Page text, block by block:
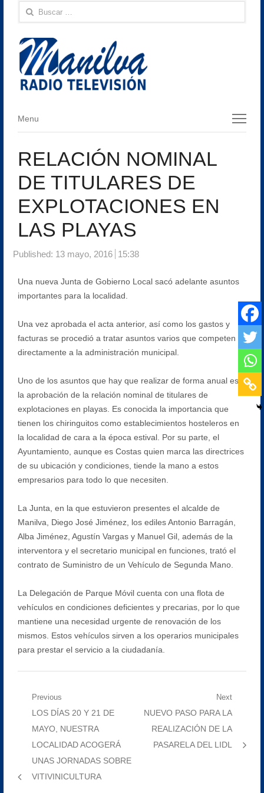
Buscar:
Menu
Menu
RELACIÓN NOMINAL
DE TITULARES DE
EXPLOTACIONES EN
LAS PLAYAS
Published: 13 mayo, 2016 15:38
Una nueva Junta de Gobierno Local sacó adelante asuntos
importantes para la localidad.
Una vez aprobada el acta anterior, así como los gastos y
facturas se procedió a tratar asuntos varios que competen
directamente a la administración municipal.
Uno de los asuntos que hay que realizar de forma anual es
la aprobación de la relación nominal de titulares de
explotaciones en playas. Es conocida la importancia que
tienen los chiringuitos como establecimientos hosteleros en
la localidad de cara a la época estival. Por su parte, el
Ayuntamiento, aunque es Costas quien marca las directrices
de su ubicación y condiciones, tiende la mano a estos
empresarios para todo lo que necesiten.
La Junta, en la que estuvieron presentes el alcalde de
Manilva, Diego José Jiménez, los ediles Antonio Barragán,
Alba Jiménez, Agustín Vargas y Manuel Gil, además de la
interventora y el secretario municipal en funciones, trató el
contrato de Suministro de un Vehículo de Segunda Mano.
La Delegación de Parque Móvil cuenta con una flota de
vehículos en condiciones deficientes y precarias, por lo que
mantiene una necesidad urgente de renovación de los
mismos. Estos vehículos sirven a los operarios municipales
para prestar el servicio a la ciudadanía.
Navegación
entradas
Previous
Previous
post:
LOS DÍAS 20 Y 21 DE
MAYO, NUESTRA
LOCALIDAD ACOGERÁ
UNAS JORNADAS SOBRE
VITIVINICULTURA
Next
Next
post:
NUEVO PASO PARA LA
REALIZACIÓN DE LA
PASARELA DEL LIDL